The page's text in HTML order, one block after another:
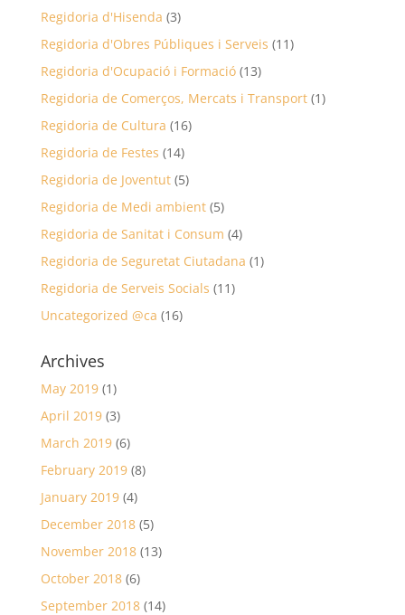
Regidoria d'Hisenda (3)
Regidoria d'Obres Públiques i Serveis (11)
Regidoria d'Ocupació i Formació(13)
Regidoria de Comerços, Mercats i Transport(1)
Regidoria de Cultura (16)
Regidoria de Festes (14)
Regidoria de Joventut(5)
Regidoria de Medi ambient(5)
Regidoria de Sanitat i Consum (4)
Regidoria de Seguretat Ciutadana (1)
Regidoria de Serveis Socials (11)
Uncategorized @ca (16)
Archives
May 2019(1)
April 2019(3)
March 2019(6)
February 2019(8)
January 2019(4)
December 2018(5)
November 2018(13)
October 2018(6)
September 2018(14)